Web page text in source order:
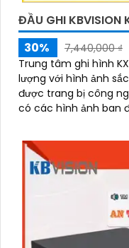
ĐẦU GHI KBVISION
30%
7,440,000 ₫
Trung tâm ghi hình
lượng với hình ảnh sắc nét
được trang bị công
có các hình ảnh ban